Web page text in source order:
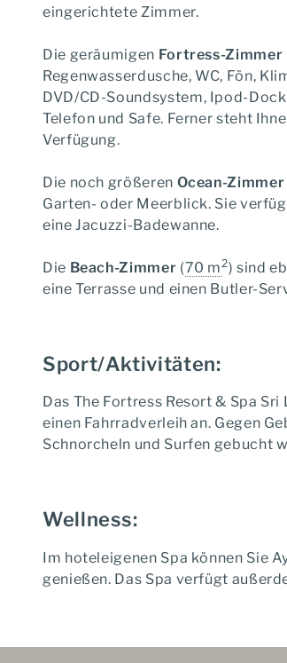
eingerichtete Zimmer.
Die geräumigen Fortress-Zimmer
Regenwasserdusche, WC, Fön,
DVD/CD-Soundsystem, Ipod-
Telefon und Safe. Ferner steht
Verfügung.
Die noch größeren Ocean-Zimmer
Garten- oder Meerblick. Sie
eine Jacuzzi-Badewanne.
Die Beach-Zimmer (70 m2) sind
eine Terrasse und einen Butler-
Sport/Aktivitäten:
Das The Fortress Resort & Spa
einen Fahrradverleih an. Gegen
Schnorcheln und Surfen gebucht
Wellness:
Im hoteleigenen Spa können Sie
genießen. Das Spa verfügt